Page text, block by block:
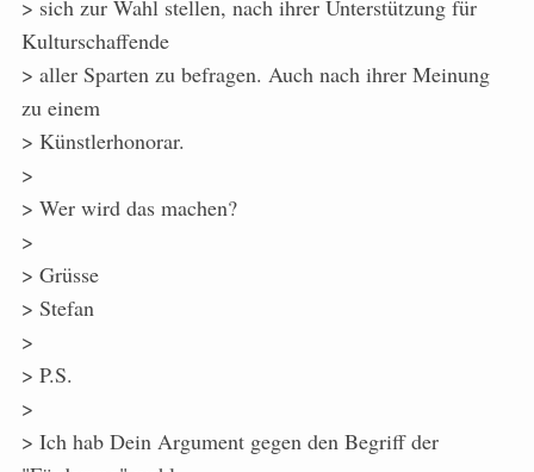
> sich zur Wahl stellen, nach ihrer Unterstützung für
Kulturschaffende
> aller Sparten zu befragen. Auch nach ihrer Meinung
zu einem
> Künstlerhonorar.
>
> Wer wird das machen?
>
> Grüsse
> Stefan
>
> P.S.
>
> Ich hab Dein Argument gegen den Begriff der